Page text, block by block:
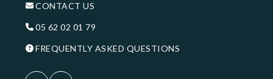
CONTACT US
05 62 02 01 79
FREQUENTLY ASKED QUESTIONS